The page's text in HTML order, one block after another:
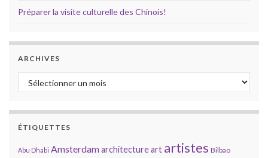
Préparer la visite culturelle des Chinois!
ARCHIVES
Archives
ÉTIQUETTES
Abu Dhabi Amsterdamarchitectureart artistes Bilbao